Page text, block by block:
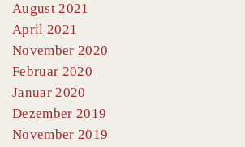
August 2021
April 2021
November 2020
Februar 2020
Januar 2020
Dezember 2019
November 2019